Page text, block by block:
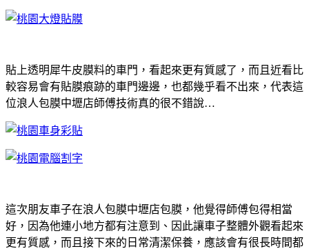
貼上透明犀牛皮膜料的車門，看起來更有質感了，而且近看比
較容易會有貼膜痕跡的車門邊邊，也都幾乎看不出來，代表這
位浪人包膜中壢店師傅技術真的很不錯說…
這次朋友車子在浪人包膜中壢店包膜，他覺得師傅包得相當
好，因為他連小地方都有注意到、因此讓車子整體外觀看起來
更有質感，而且接下來的日常清潔保養，應該會有很長時間都